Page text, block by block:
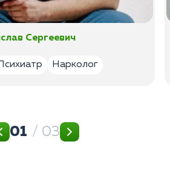
Сергеевич
Нарколог
01 / 03